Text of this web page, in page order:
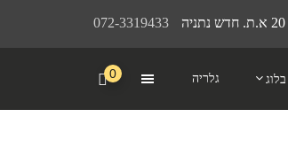
072-3319433
בלוג גלריה 0